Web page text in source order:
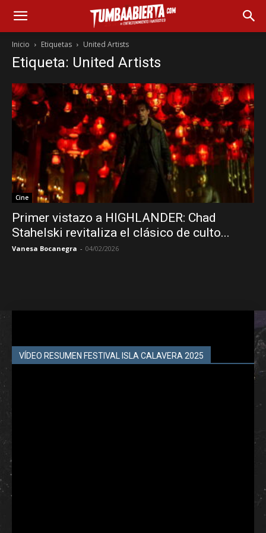
Inicio Etiquetas United Artists
Etiqueta: United Artists
Cine
Primer vistazo a HIGHLANDER: Chad
Stahelski revitaliza el clásico de culto...
Vanesa Bocanegra - 04/02/2026
VÍDEO RESUMEN FESTIVAL ISLA CALAVERA 2025